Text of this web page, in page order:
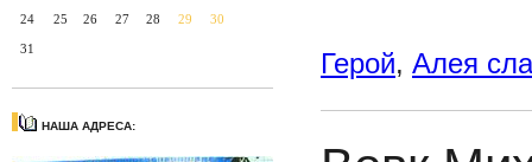
24 25 26 27 28 29 30
31
НАША АДРЕСА:
Герой, Алея